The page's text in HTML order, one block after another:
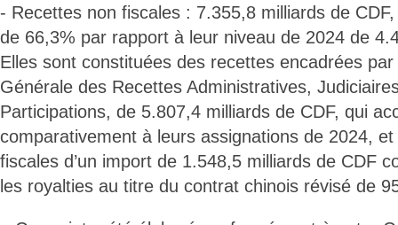
- Recettes non fiscales : 7.355,8 milliards de
de 66,3% par rapport à leur niveau de 2024 de
Elles sont constituées des recettes encadrées
Générale des Recettes Administratives,
Participations, de 5.807,4 milliards de CDF, qui
comparativement à leurs assignations de 2024, et
fiscales d’un import de 1.548,5 milliards de CDF
les royalties au titre du contrat chinois révisé de